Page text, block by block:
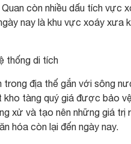
còn nhiều dấu tích vực
nay là khu vực xoáy xưa
thống di tích
trong địa thế gắn với sông
kho tàng quý giá được bảo
xử và tạo nên những giá
hóa còn lại đến ngày nay.